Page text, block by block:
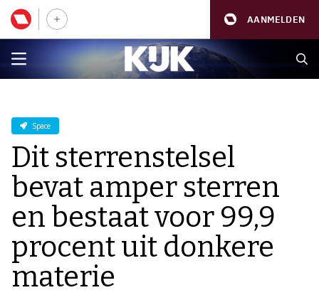
AANMELDEN
Space
Dit sterrenstelsel
bevat amper sterren
en bestaat voor 99,9
procent uit donkere
materie